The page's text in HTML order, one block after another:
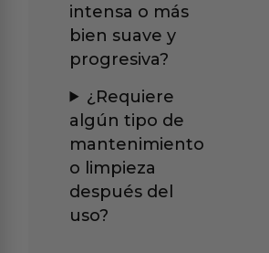
intensa o más
bien suave y
progresiva?
¿Requiere
algún tipo de
mantenimiento
o limpieza
después del
uso?